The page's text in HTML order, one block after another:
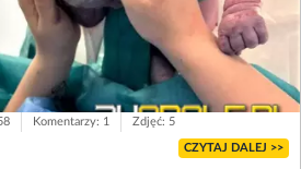
Komentarzy: 1 Zdjęć: 5
CZYTAJ DALEJ >>